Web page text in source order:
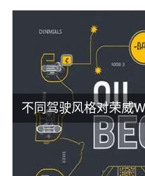
不同驾驶风格对荣威